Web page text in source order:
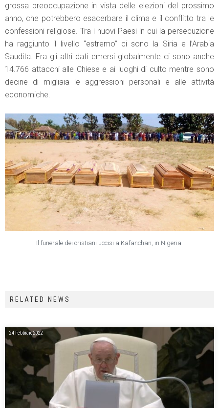
grossa preoccupazione in vista delle elezioni del prossimo
anno, che potrebbero esacerbare il clima e il conflitto tra le
confessioni religiose. Tra i nuovi Paesi in cui la persecuzione
ha raggiunto il livello “estremo” ci sono la Siria e l’Arabia
Saudita. Fra gli altri dati emersi globalmente ci sono anche
14.766 attacchi alle Chiese e ai luoghi di culto mentre sono
decine di migliaia le aggressioni personali e alle attività
economiche.
Il funerale dei cristiani uccisi a Kafanchan, in Nigeria
RELATED NEWS
24 Febbraio 2022